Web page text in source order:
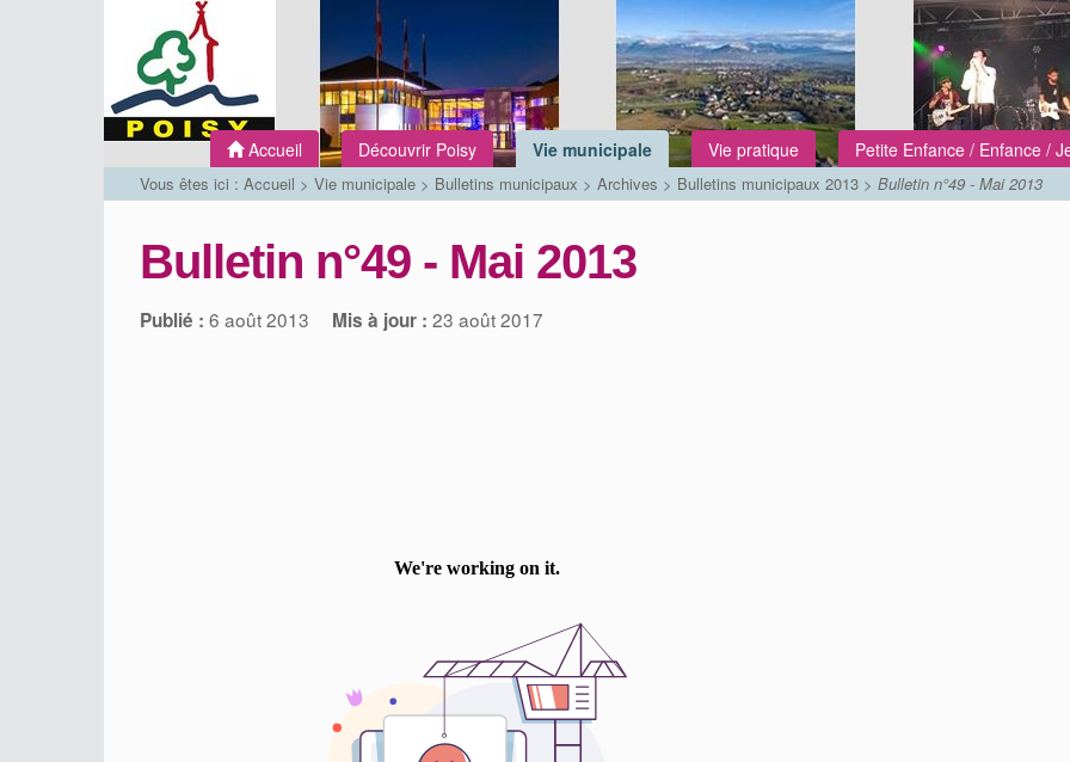
Accueil Découvrir Poisy Vie municipale Vie pratique Petite Enfance / Enfance /
Vous êtes ici : Accueil > Vie municipale > Bulletins municipaux > Archives > Bulletins municipaux 2013 > Bulletin n°49 - Mai 2013
Bulletin n°49 - Mai 2013
Publié : 6 août 2013 Mis à jour : 23 août 2017